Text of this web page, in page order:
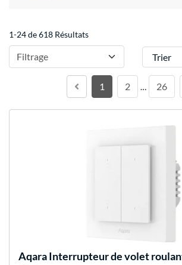
1-24 de 618 Résultats
Filtrage Trier
1 2 … 26
AqaraInterrupteur de volet